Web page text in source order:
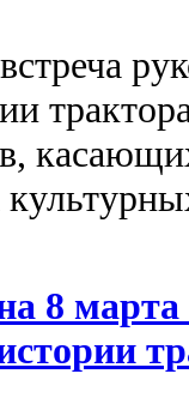
8 марта